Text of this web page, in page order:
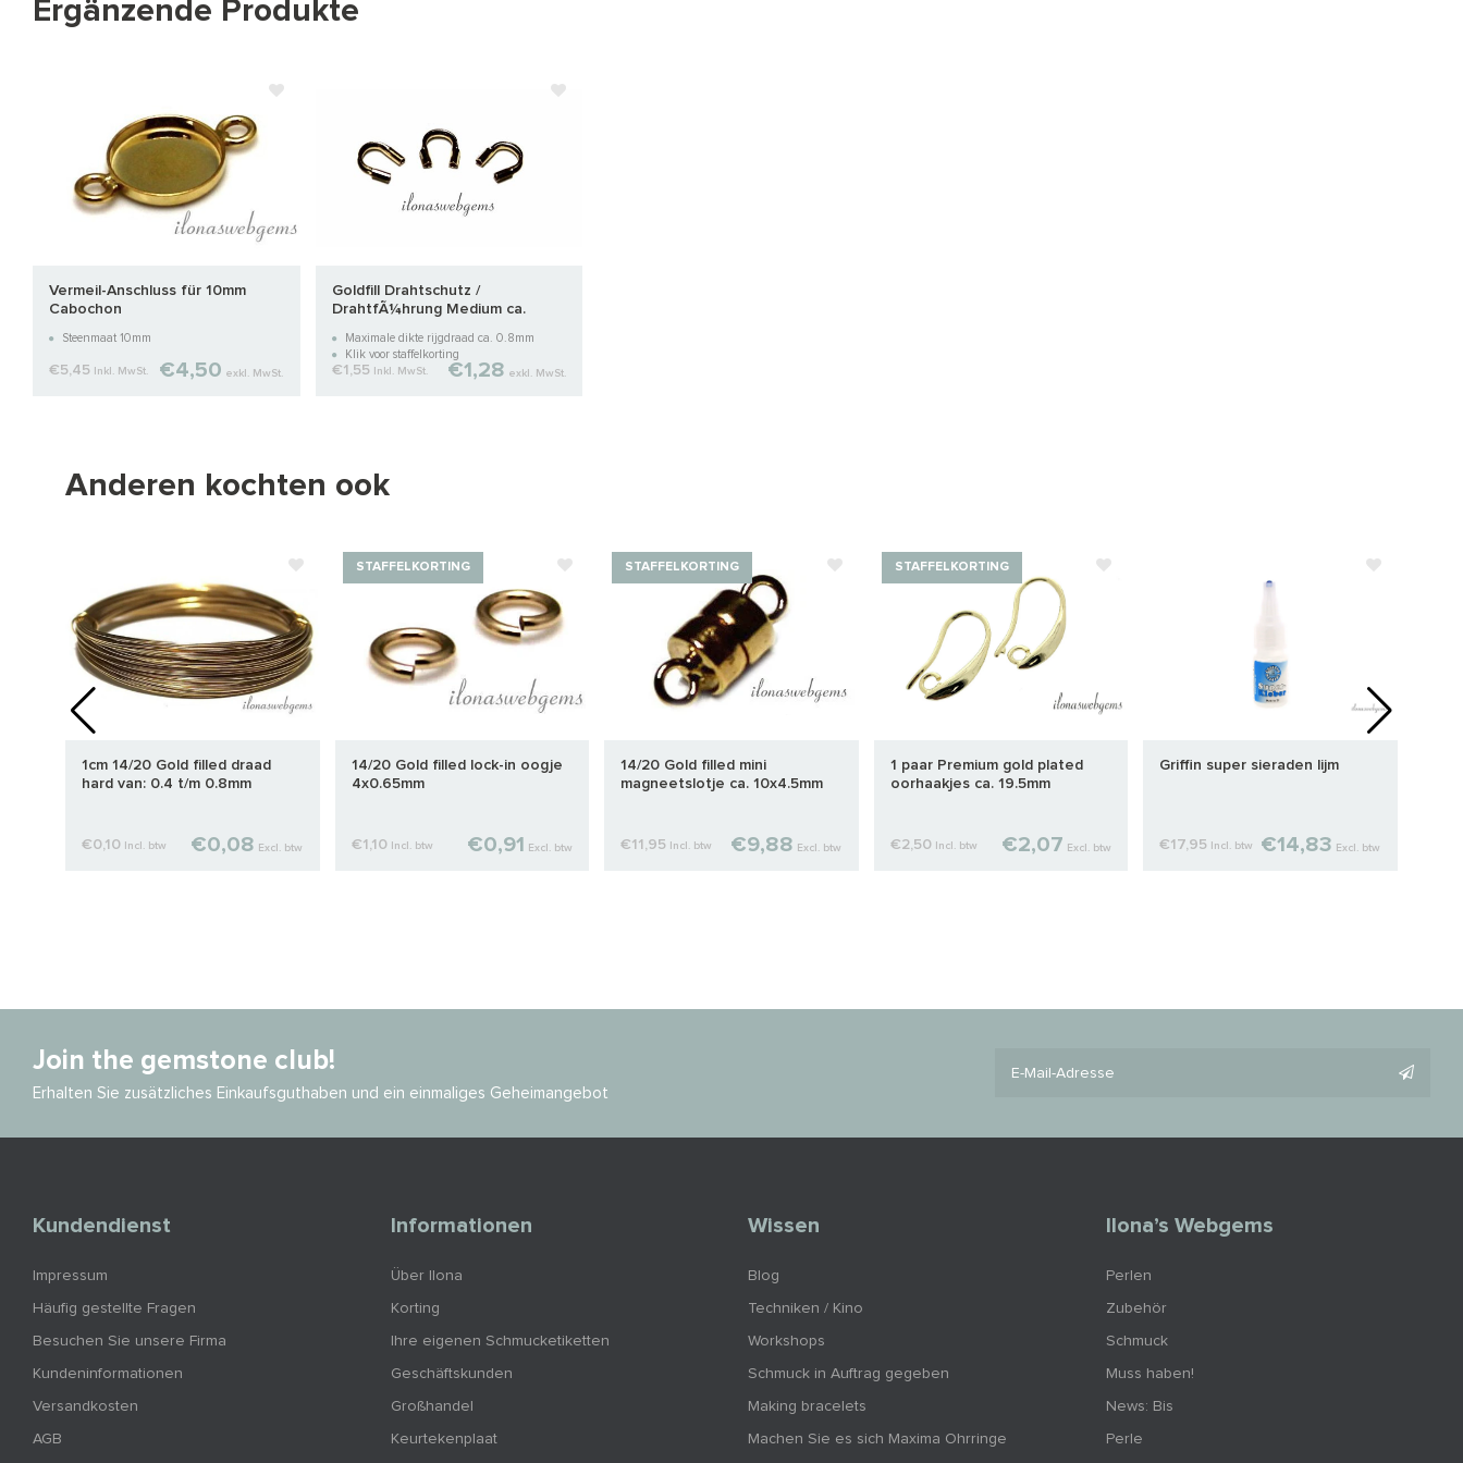
Ergänzende Produkte
Vermeil-Anschluss für 10mm
Cabochon
Steenmaat 10mm
€5,45 Inkl. MwSt. €4,50 exkl. MwSt.
Goldfill Drahtschutz /
DrahtfÃ¼hrung Medium ca.
Maximale dikte rijgdraad ca. 0.8mm
Klik voor staffelkorting
€1,55 Inkl. MwSt. €1,28 exkl. MwSt.
Anderen kochten ook
1cm 14/20 Gold filled draad
hard van: 0.4 t/m 0.8mm
€0,10 Incl. btw €0,08 Excl. btw
STAFFELKORTING
14/20 Gold filled lock-in oogje
4x0.65mm
€1,10 Incl. btw €0,91 Excl. btw
STAFFELKORTING
14/20 Gold filled mini
magneetslotje ca. 10x4.5mm
€11,95 Incl. btw €9,88 Excl. btw
STAFFELKORTING
1 paar Premium gold plated
oorhaakjes ca. 19.5mm
€2,50 Incl. btw €2,07 Excl. btw
Griffin super sieraden lijm
€17,95 Incl. btw €14,83 Excl. btw
Join the gemstone club!
Erhalten Sie zusätzliches Einkaufsguthaben und ein einmaliges Geheimangebot
Kundendienst
Impressum
Häufig gestellte Fragen
Besuchen Sie unsere Firma
Kundeninformationen
Versandkosten
AGB
Informationen
Über Ilona
Korting
Ihre eigenen Schmucketiketten
Geschäftskunden
Großhandel
Keurtekenplaat
Wissen
Blog
Techniken / Kino
Workshops
Schmuck in Auftrag gegeben
Making bracelets
Machen Sie es sich Maxima Ohrringe
Ilona’s Webgems
Perlen
Zubehör
Schmuck
Muss haben!
News: Bis
Perle